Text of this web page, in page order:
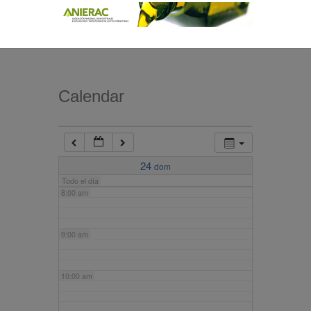
Calendar
24 dom
Todo el día
7:00 am
8:00 am
9:00 am
10:00 am